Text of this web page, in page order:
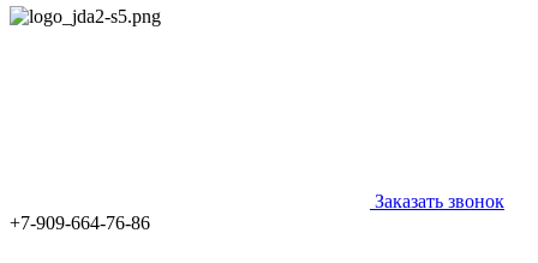
Заказать звонок
+7-909-664-76-86